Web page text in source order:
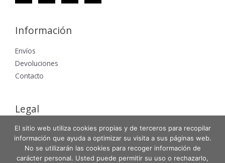
Información
Envíos
Devoluciones
Contacto
Legal
Aviso Legal
Política de Privacidad
Política de Cookies
El sitio web utiliza cookies propias y de terceros para recopilar
información que ayuda a optimizar su visita a sus páginas web.
No se utilizarán las cookies para recoger información de
carácter personal. Usted puede permitir su uso o rechazarlo,